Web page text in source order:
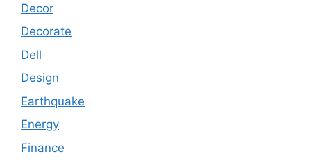
Decor
Decorate
Dell
Design
Earthquake
Energy
Finance